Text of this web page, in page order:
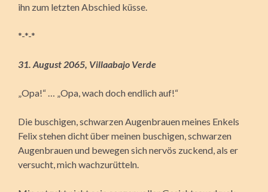
ihn zum letzten Abschied küsse.
*-*-*
31. August 2065, Villaabajo Verde
„Opa!“ … „Opa, wach doch endlich auf!“
Die buschigen, schwarzen Augenbrauen meines Enkels
Felix stehen dicht über meinen buschigen, schwarzen
Augenbrauen und bewegen sich nervös zuckend, als er
versucht, mich wachzurütteln.